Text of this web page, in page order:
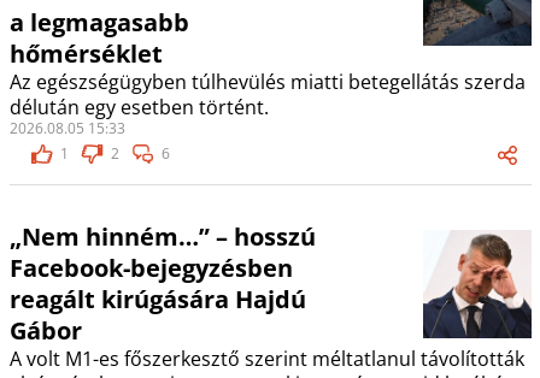
a legmagasabb
hőmérséklet
Az egészségügyben túlhevülés miatti betegellátás szerda
délután egy esetben történt.
2026.08.05 15:33
1
2 6
„Nem hinném…” – hosszú
Facebook-bejegyzésben
reagált kirúgására Hajdú
Gábor
A volt M1-es főszerkesztő szerint méltatlanul távolították